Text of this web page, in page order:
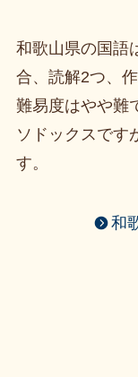
和歌山県の国語
合、読解2つ、
難易度はやや難
ソドックスです
す。
和